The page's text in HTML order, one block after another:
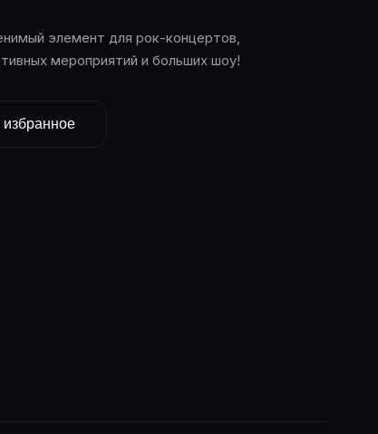
элемент для рок-концертов,
мероприятий и больших шоу!
избранное